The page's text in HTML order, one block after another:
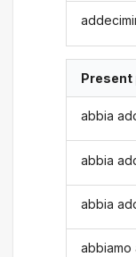
Present
abbia
abbia
abbia
abbiamo